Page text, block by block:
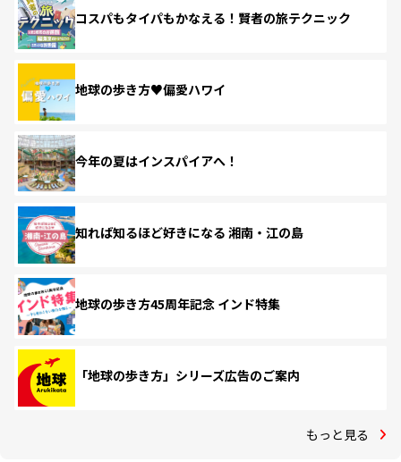
コスパもタイパもかなえる！賢者の旅テクニック
地球の歩き方♥偏愛ハワイ
今年の夏はインスパイアへ！
知れば知るほど好きになる 湘南・江の島
地球の歩き方45周年記念 インド特集
「地球の歩き方」シリーズ広告のご案内
もっと見る